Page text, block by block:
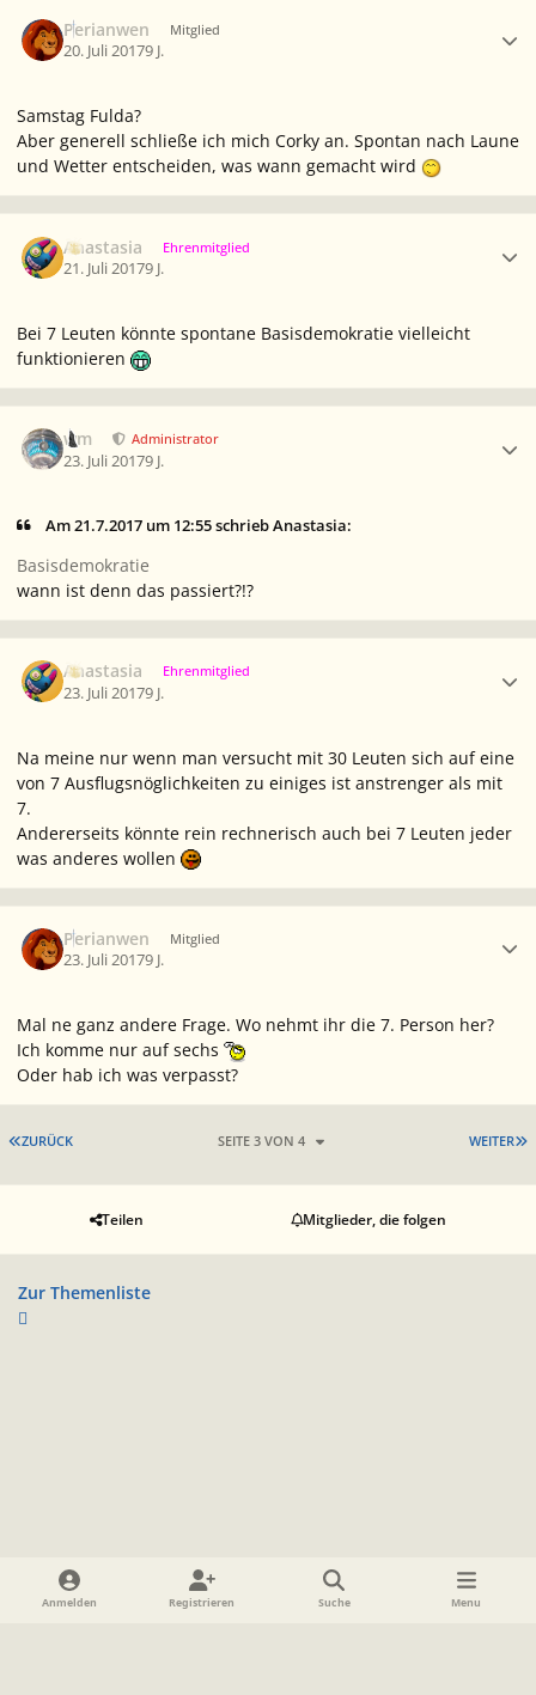
Perianwen Mitglied
20. Juli 20179 J.
Samstag Fulda?
Aber generell schließe ich mich Corky an. Spontan nach Laune
und Wetter entscheiden, was wann gemacht wird
Anastasia Ehrenmitglied
21. Juli 20179 J.
Bei 7 Leuten könnte spontane Basisdemokratie vielleicht
funktionieren
wm Administrator
23. Juli 20179 J.
Am 21.7.2017 um 12:55 schrieb Anastasia:
Basisdemokratie
wann ist denn das passiert?!?
Anastasia Ehrenmitglied
23. Juli 20179 J.
Na meine nur wenn man versucht mit 30 Leuten sich auf eine
von 7 Ausflugsnöglichkeiten zu einiges ist anstrenger als mit
7.
Andererseits könnte rein rechnerisch auch bei 7 Leuten jeder
was anderes wollen
Perianwen Mitglied
23. Juli 20179 J.
Mal ne ganz andere Frage. Wo nehmt ihr die 7. Person her?
Ich komme nur auf sechs
Oder hab ich was verpasst?
ERSTE SEITE
ZURÜCK WEITER
SEITE 3 VON 4
Teilen Mitglieder, die folgen
Zur Themenliste
Heller Modus
Dunkler ModusSystemeinstellung
Anmelden Registrieren Suche Menu